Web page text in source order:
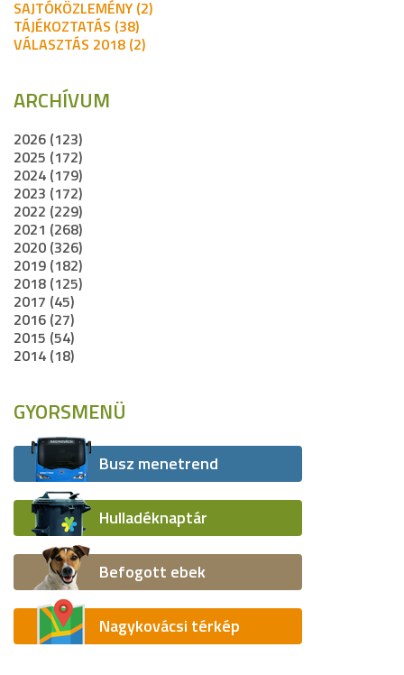
SAJTÓKÖZLEMÉNY (2)
TÁJÉKOZTATÁS (38)
VÁLASZTÁS 2018 (2)
ARCHÍVUM
2026 (123)
2025 (172)
2024 (179)
2023 (172)
2022 (229)
2021 (268)
2020 (326)
2019 (182)
2018 (125)
2017 (45)
2016 (27)
2015 (54)
2014 (18)
GYORSMENÜ
Busz menetrend
Hulladéknaptár
Befogott ebek
Nagykovácsi térkép